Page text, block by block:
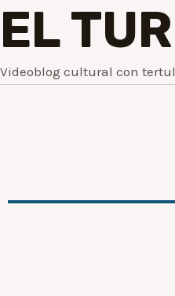
EL
Videoblog cultural con